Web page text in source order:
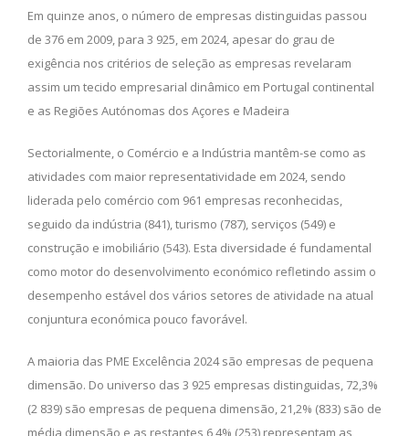
Em quinze anos, o número de empresas distinguidas passou
de 376 em 2009, para 3 925, em 2024, apesar do grau de
exigência nos critérios de seleção as empresas revelaram
assim um tecido empresarial dinâmico em Portugal continental
e as Regiões Autónomas dos Açores e Madeira
Sectorialmente, o Comércio e a Indústria mantêm-se como as
atividades com maior representatividade em 2024, sendo
liderada pelo comércio com 961 empresas reconhecidas,
seguido da indústria (841), turismo (787), serviços (549) e
construção e imobiliário (543). Esta diversidade é fundamental
como motor do desenvolvimento económico refletindo assim o
desempenho estável dos vários setores de atividade na atual
conjuntura económica pouco favorável.
A maioria das PME Excelência 2024 são empresas de pequena
dimensão. Do universo das 3 925 empresas distinguidas, 72,3%
(2 839) são empresas de pequena dimensão, 21,2% (833) são de
média dimensão e as restantes 6,4% (253) representam as